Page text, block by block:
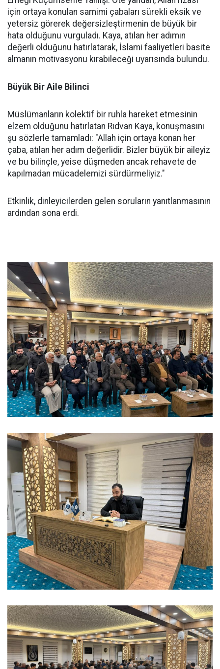
için ortaya konulan samimi çabaları sürekli eksik ve
yetersiz görerek değersizleştirmenin de büyük bir
hata olduğunu vurguladı. Kaya, atılan her adımın
değerli olduğunu hatırlatarak, İslami faaliyetleri basite
almanın motivasyonu kırabileceği uyarısında bulundu.
Büyük Bir Aile Bilinci
Müslümanların kolektif bir ruhla hareket etmesinin
elzem olduğunu hatırlatan Rıdvan Kaya, konuşmasını
şu sözlerle tamamladı: "Allah için ortaya konan her
çaba, atılan her adım değerlidir. Bizler büyük bir aileyiz
ve bu bilinçle, yeise düşmeden ancak rehavete de
kapılmadan mücadelemizi sürdürmeliyiz."
Etkinlik, dinleyicilerden gelen soruların yanıtlanmasının
ardından sona erdi.